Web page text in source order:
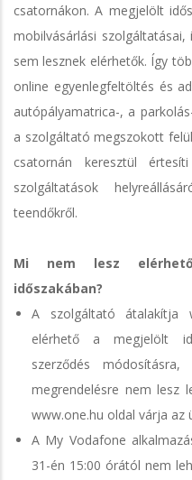
csatornákon. A megjelölt
mobilvásárlási
sem lesznek elérhetők. Így
online egyenlegfeltöltés és
autópályamatrica-, a
a szolgáltató megszokott
csatornán keresztül
szolgáltatások
teendőkről.
Mi nem lesz
időszakában?
A szolgáltató átalakítja
elérhető a megjelölt
szerződés
megrendelésre nem lesz
www.one.hu oldal várja az
A My Vodafone
31-én 15:00 órától nem